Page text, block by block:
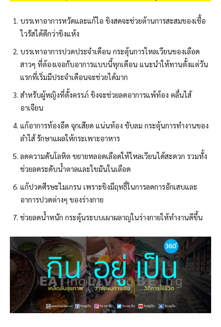
บรรเทาอาการหวัดและแก้ไอ ขิงสดจะช่วยต้านการสะสมของเชื้อ
ไวรัสได้ดีกว่าขิงแห้ง
บรรเทาอาการปวดประจำเดือน กระตุ้นการไหลเวียนของเลือด
สาวๆ ที่ต้องเจอกับอาการแบบนี้ทุกเดือน แนะนำให้ทานตั้งแต่วัน
แรกที่เริ่มมีประจำเดือนจะช่วยได้มาก
สำหรับผู้หญิงที่ตั้งครรภ์ ขิงจะช่วยลดอาการแพ้ท้อง คลื่นไส้
อาเจียน
แก้อาการท้องอืด จุกเสียด แน่นท้อง ขับลม กระตุ้นการทำงานของ
ลำไส้ รักษาแผลให้กระเพาะอาหาร
ลดความดันโลหิต ขยายหลอดเลือดให้ไหลเวียนได้สะดวก รวมทั้ง
ช่วยลดระดับน้ำตาลและไขมันในเลือด
แก้ปวดศีรษะไมเกรน เพราะขิงมีฤทธิ์ในการลดการอักเสบและ
อาการปวดต่างๆ ของร่างกาย
ช่วยลดน้ำหนัก กระตุ้นระบบเผาผลาญในร่างกายให้ทำงานดีขึ้น